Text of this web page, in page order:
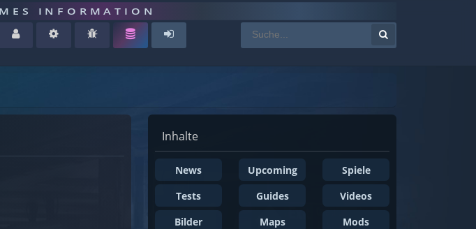
INFORMATION
Inhalte
News Upcoming
Spiele
Tests
Guides
Videos
Bilder
Maps
Mods